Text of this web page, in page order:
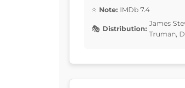
Note: IMDb 7.4
Distribution:
James
Truman,